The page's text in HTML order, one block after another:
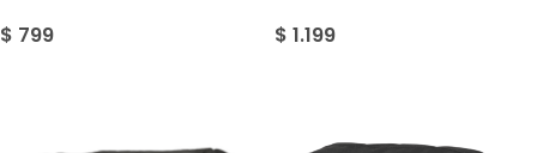
$ 799
$ 1.199